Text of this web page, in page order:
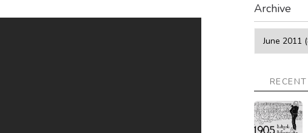
Archive
RECENT